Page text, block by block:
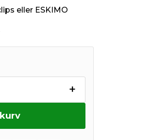
eller ESKIMO
+